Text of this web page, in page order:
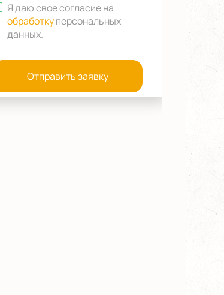
Я даю свое согласие на
обработкуперсональных
данных.
Отправить заявку